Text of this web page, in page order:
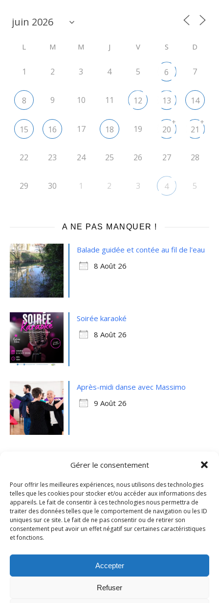
Gérer le consentement
Pour offrir les meilleures expériences, nous utilisons des technologies
telles que les cookies pour stocker et/ou accéder aux informations des
appareils. Le fait de consentir à ces technologies nous permettra de
traiter des données telles que le comportement de navigation ou les ID
uniques sur ce site. Le fait de ne pas consentir ou de retirer son
consentement peut avoir un effet négatif sur certaines caractéristiques
et fonctions.
Accepter
Refuser
L M M J V S D
1 2 3 4 5 6 7
8 9 10 11 12 13 14
15 16 17 18 19 20
+
21
+
22 23 24 25 26 27 28
29 30 1 2 3 4 5
A NE PAS MANQUER !
Balade guidée et contée au fil de l'eau
8 Août 26
Soirée karaoké
8 Août 26
Après-midi danse avec Massimo
9 Août 26
- Ville de Merville -